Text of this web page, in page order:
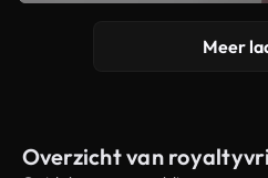
Meer
Overzicht van